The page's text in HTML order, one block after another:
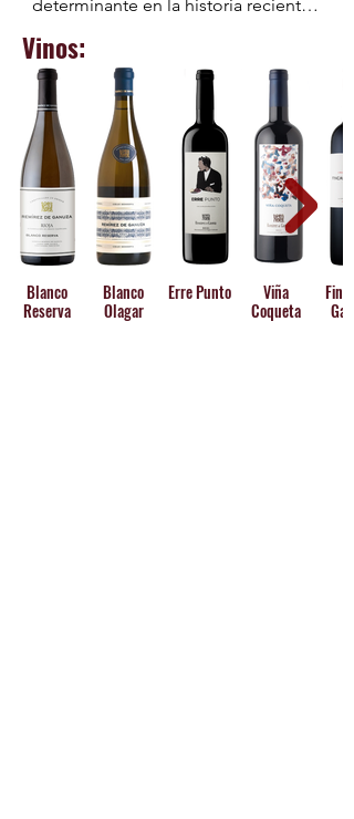
determinante en la historia reciente
décadas a seleccionar
pacientemente algunas de las
mejores parcelas de la Rioja Alavesa,
acumulando un patrimonio vitícola
de 80 hectáreas repartidas en más
de 200 parcelas y 9 municipios a los
pies de la Sierra de Cantabria. Su
legado, tras su fallecimiento en
marzo de 2024, permanece intacto
en cada botella que sale de la
bodega.
Vinos:
Blanco
Reserva
Blanco
Olagar
Erre Punto
Viña
Coqueta